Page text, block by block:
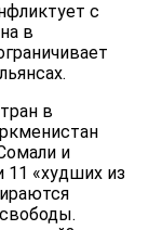
с
в
в
и
11 «худших из